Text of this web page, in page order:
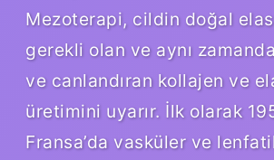
Mezoterapi, cildin doğal
gerekli olan ve aynı
ve canlandıran kollajen ve
üretimini uyarır. İlk olarak
Fransa’da vasküler ve